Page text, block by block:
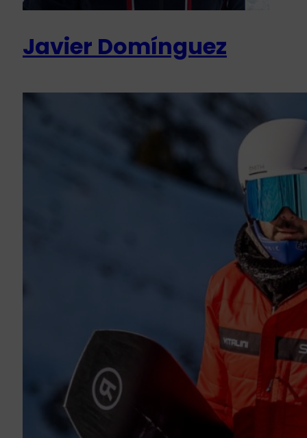
Javier Domínguez